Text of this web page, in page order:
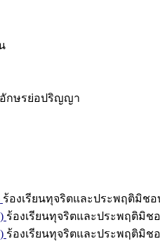
กษรย่อปริญญา
ร้องเรียนทุจริตและประพฤติมิชอ
ร้องเรียนทุจริตและประพฤติมิช
ร้องเรียนทุจริตและประพฤติมิช